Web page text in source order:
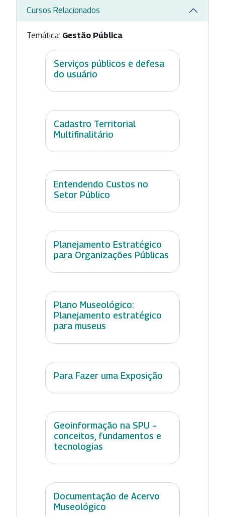
Cursos Relacionados
Temática: Gestão Pública
Serviços públicos e defesa
do usuário
Cadastro Territorial
Multifinalitário
Entendendo Custos no
Setor Público
Planejamento Estratégico
para Organizações Públicas
Plano Museológico:
Planejamento estratégico
para museus
Para Fazer uma Exposição
Geoinformação na SPU –
conceitos, fundamentos e
tecnologias
Documentação de Acervo
Museológico